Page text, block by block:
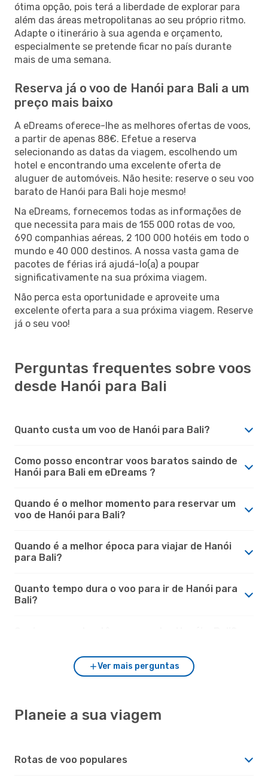
ótima opção, pois terá a liberdade de explorar para
além das áreas metropolitanas ao seu próprio ritmo.
Adapte o itinerário à sua agenda e orçamento,
especialmente se pretende ficar no país durante
mais de uma semana.
Reserva já o voo de Hanói para Bali a um
preço mais baixo
A eDreams oferece-lhe as melhores ofertas de voos,
a partir de apenas 88€. Efetue a reserva
selecionando as datas da viagem, escolhendo um
hotel e encontrando uma excelente oferta de
aluguer de automóveis. Não hesite: reserve o seu voo
barato de Hanói para Bali hoje mesmo!
Na eDreams, fornecemos todas as informações de
que necessita para mais de 155 000 rotas de voo,
690 companhias aéreas, 2 100 000 hotéis em todo o
mundo e 40 000 destinos. A nossa vasta gama de
pacotes de férias irá ajudá-lo(a) a poupar
significativamente na sua próxima viagem.
Não perca esta oportunidade e aproveite uma
excelente oferta para a sua próxima viagem. Reserve
já o seu voo!
Perguntas frequentes sobre voos
desde Hanói para Bali
Quanto custa um voo de Hanói para Bali?
Como posso encontrar voos baratos saindo de
Hanói para Bali em eDreams ?
Quando é o melhor momento para reservar um
voo de Hanói para Bali?
Quando é a melhor época para viajar de Hanói
para Bali?
Quanto tempo dura o voo para ir de Hanói para
Bali?
Ver mais perguntas
Planeie a sua viagem
Rotas de voo populares